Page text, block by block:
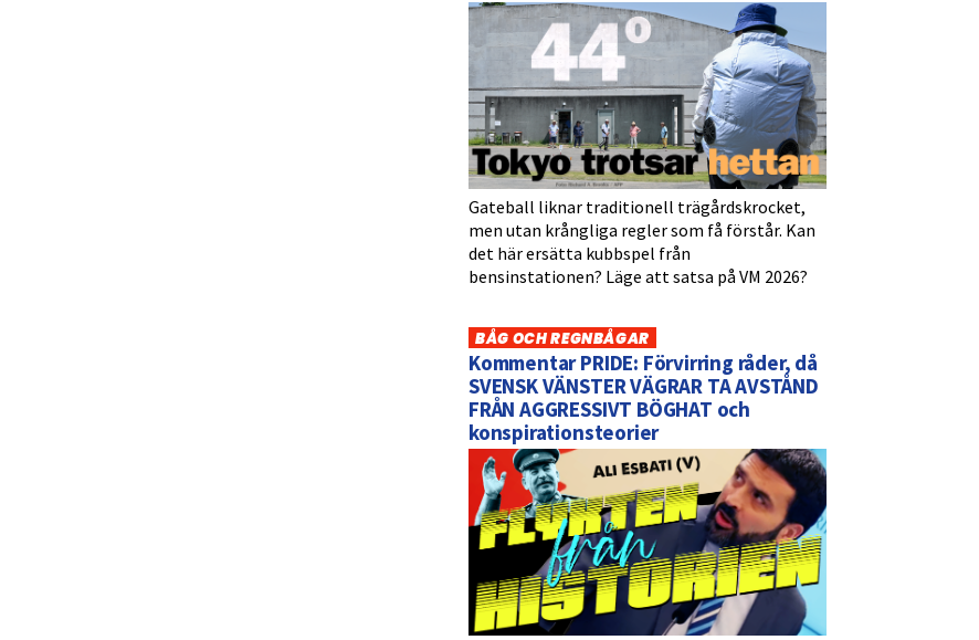
Gateball liknar traditionell trägårdskrocket,
men utan krångliga regler som få förstår. Kan
det här ersätta kubbspel från
bensinstationen? Läge att satsa på VM 2026?
BÅG OCH REGNBÅGAR
Kommentar PRIDE: Förvirring råder, då
SVENSK VÄNSTER VÄGRAR TA AVSTÅND
FRÅN AGGRESSIVT BÖGHAT och
konspirationsteorier